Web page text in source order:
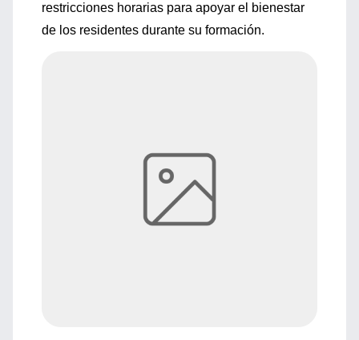
restricciones horarias para apoyar el bienestar
de los residentes durante su formación.